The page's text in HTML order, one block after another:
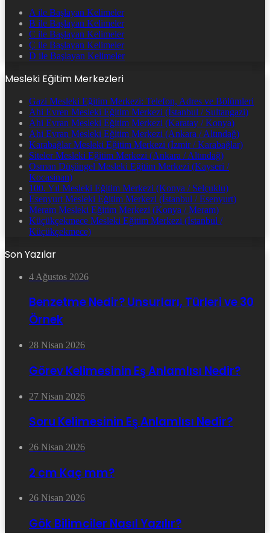
A ile Başlayan Kelimeler
B ile Başlayan Kelimeler
C ile Başlayan Kelimeler
Ç ile Başlayan Kelimeler
D ile Başlayan Kelimeler
Mesleki Eğitim Merkezleri
Gazi Mesleki Eğitim Merkezi: Telefon, Adres ve Bölümleri
Ahi Evren Mesleki Eğitim Merkezi (İstanbul / Sultangazi)
Ahi Evran Mesleki Eğitim Merkezi (Karatay / Konya)
Ahi Evran Mesleki Eğitim Merkezi (Ankara / Altındağ)
Karabağlar Mesleki Eğitim Merkezi (İzmir / Karabağlar)
Siteler Mesleki Eğitim Merkezi (Ankara / Altındağ)
Osman Düşüngel Mesleki Eğitim Merkezi (Kayseri /
Kocasinan)
100. Yıl Mesleki Eğitim Merkezi (Konya / Selçuklu)
Esenyurt Mesleki Eğitim Merkezi (İstanbul / Esenyurt)
Meram Mesleki Eğitim Merkezi (Konya / Meram)
Küçükçekmece Mesleki Eğitim Merkezi (İstanbul /
Küçükçekmece)
Son Yazılar
4 Ağustos 2026
Benzetme Nedir? Unsurları, Türleri ve 30
Örnek
28 Nisan 2026
Görev Kelimesinin Eş Anlamlısı Nedir?
27 Nisan 2026
Soru Kelimesinin Eş Anlamlısı Nedir?
26 Nisan 2026
2 cm Kaç mm?
26 Nisan 2026
Gök Bilimciler Nasıl Yazılır?